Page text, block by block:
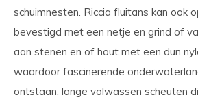
schuimnesten. Riccia fluitans kan ook
bevestigd met een netje en grind of
aan stenen en of hout met een dun
waardoor fascinerende
ontstaan. lange volwassen scheuten